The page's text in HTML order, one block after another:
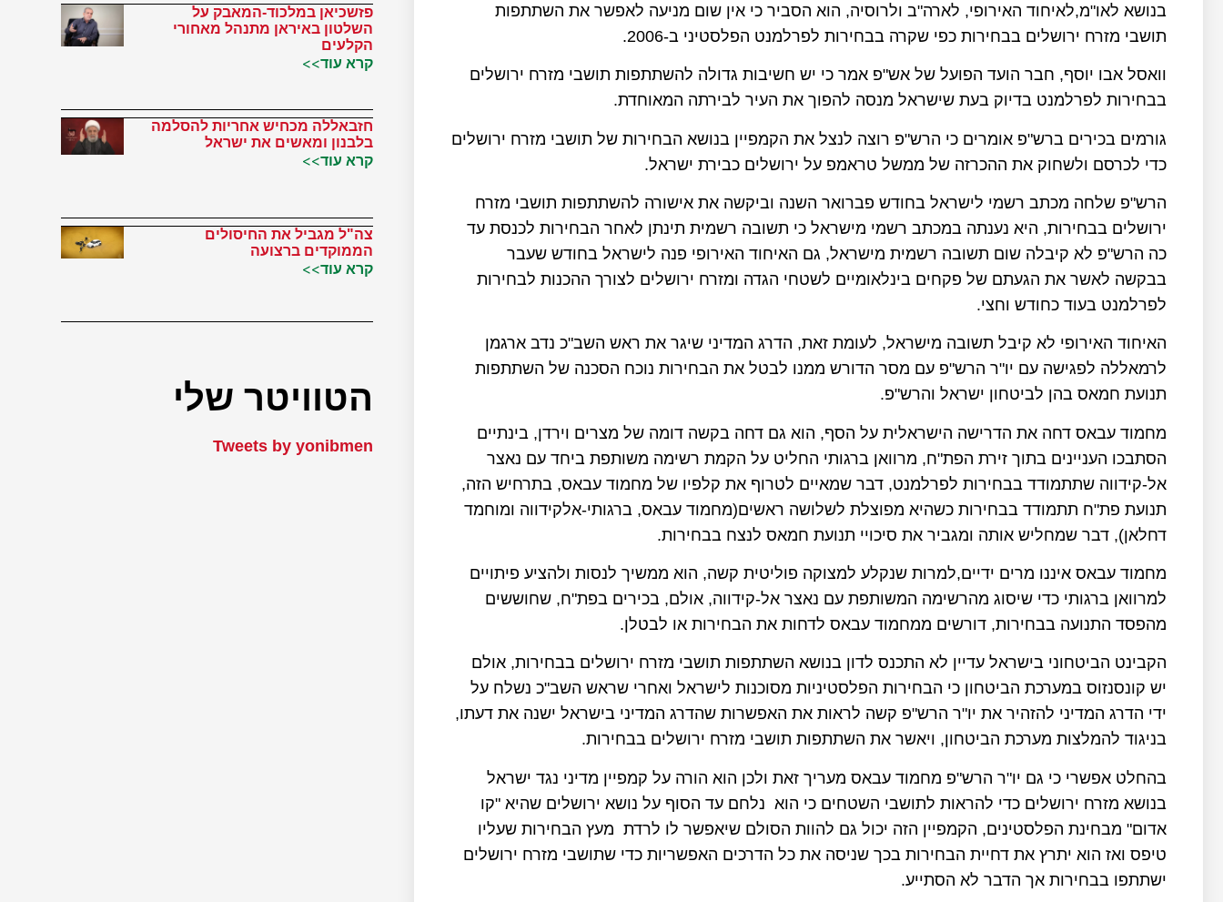
בנושא לאו"מ,לאיחוד האירופי, לארה"ב ולרוסיה, הוא הסביר כי אין שום מניעה לאפשר את השתתפות
תושבי מזרח ירושלים בבחירות כפי שקרה בבחירות לפרלמנט הפלסטיני ב-2006.
וואסל אבו יוסף, חבר הועד הפועל של אש"פ אמר כי יש חשיבות גדולה להשתתפות תושבי מזרח ירושלים
בבחירות לפרלמנט בדיוק בעת שישראל מנסה להפוך את העיר לבירתה המאוחדת.
גורמים בכירים ברש"פ אומרים כי הרש"פ רוצה לנצל את הקמפיין בנושא הבחירות של תושבי מזרח ירושלים
כדי לכרסם ולשחוק את ההכרזה של ממשל טראמפ על ירושלים כבירת ישראל.
הרש"פ שלחה מכתב רשמי לישראל בחודש פברואר השנה וביקשה את אישורה להשתתפות תושבי מזרח
ירושלים בבחירות, היא נענתה במכתב רשמי מישראל כי תשובה רשמית תינתן לאחר הבחירות לכנסת עד
כה הרש"פ לא קיבלה שום תשובה רשמית מישראל, גם האיחוד האירופי פנה לישראל בחודש שעבר
בבקשה לאשר את הגעתם של פקחים בינלאומיים לשטחי הגדה ומזרח ירושלים לצורך ההכנות לבחירות
לפרלמנט בעוד כחודש וחצי.
האיחוד האירופי לא קיבל תשובה מישראל, לעומת זאת, הדרג המדיני שיגר את ראש השב"כ נדב ארגמן
לרמאללה לפגישה עם יו"ר הרש"פ עם מסר הדורש ממנו לבטל את הבחירות נוכח הסכנה של השתתפות
תנועת חמאס בהן לביטחון ישראל והרש"פ.
מחמוד עבאס דחה את הדרישה הישראלית על הסף, הוא גם דחה בקשה דומה של מצרים וירדן, בינתיים
הסתבכו העניינים בתוך זירת הפת"ח, מרוואן ברגותי החליט על הקמת רשימה משותפת ביחד עם נאצר
אל-קידווה שתתמודד בבחירות לפרלמנט, דבר שמאיים לטרוף את קלפיו של מחמוד עבאס, בתרחיש הזה,
תנועת פת"ח תתמודד בבחירות כשהיא מפוצלת לשלושה ראשים(מחמוד עבאס, ברגותי-אלקידווה ומוחמד
דחלאן), דבר שמחליש אותה ומגביר את סיכויי תנועת חמאס לנצח בבחירות.
מחמוד עבאס איננו מרים ידיים,למרות שנקלע למצוקה פוליטית קשה, הוא ממשיך לנסות ולהציע פיתויים
למרוואן ברגותי כדי שיסוג מהרשימה המשותפת עם נאצר אל-קידווה, אולם, בכירים בפת"ח, שחוששים
מהפסד התנועה בבחירות, דורשים ממחמוד עבאס לדחות את הבחירות או לבטלן.
הקבינט הביטחוני בישראל עדיין לא התכנס לדון בנושא השתתפות תושבי מזרח ירושלים בבחירות, אולם
יש קונסנזוס במערכת הביטחון כי הבחירות הפלסטיניות מסוכנות לישראל ואחרי שראש השב"כ נשלח על
ידי הדרג המדיני להזהיר את יו"ר הרש"פ קשה לראות את האפשרות שהדרג המדיני בישראל ישנה את דעתו,
בניגוד להמלצות מערכת הביטחון, ויאשר את השתתפות תושבי מזרח ירושלים בבחירות.
בהחלט אפשרי כי גם יו"ר הרש"פ מחמוד עבאס מעריך זאת ולכן הוא הורה על קמפיין מדיני נגד ישראל
בנושא מזרח ירושלים כדי להראות לתושבי השטחים כי הוא נלחם עד הסוף על נושא ירושלים שהיא "קו
אדום" מבחינת הפלסטינים, הקמפיין הזה יכול גם להוות הסולם שיאפשר לו לרדת מעץ הבחירות שעליו
טיפס ואז הוא יתרץ את דחיית הבחירות בכך שניסה את כל הדרכים האפשריות כדי שתושבי מזרח ירושלים
ישתתפו בבחירות אך הדבר לא הסתייע.
פזשכיאן במלכוד-המאבק על
השלטון באיראן מתנהל מאחורי
הקלעים
קרא עוד>>
חזבאללה מכחיש אחריות להסלמה
בלבנון ומאשים את ישראל
קרא עוד>>
צה"ל מגביל את החיסולים
הממוקדים ברצועה
קרא עוד>>
הטוויטר שלי
Tweets by yonibmen